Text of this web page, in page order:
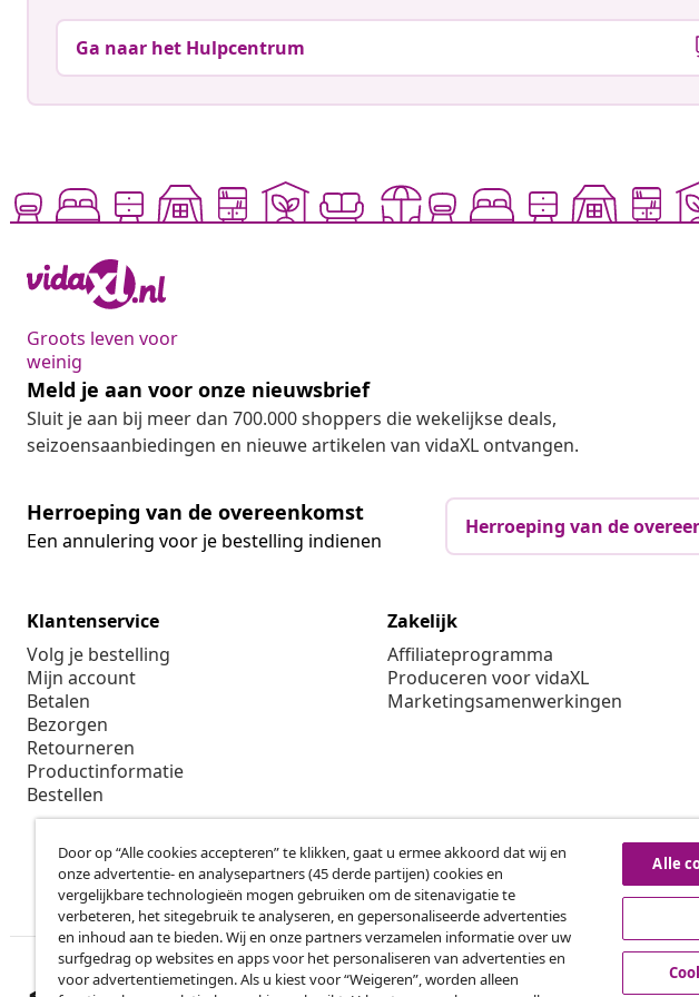
Ga naar het Hulpcentrum
Groots leven voor
weinig
Meld je aan voor onze nieuwsbrief
Sluit je aan bij meer dan 700.000 shoppers die wekelijkse deals,
seizoensaanbiedingen en nieuwe artikelen van vidaXL ontvangen.
Herroeping van de overeenkomst
Een annulering voor je bestelling indienen
Herroeping van de
Klantenservice
Volg je bestelling
Mijn account
Betalen
Bezorgen
Retourneren
Productinformatie
Bestellen
Zakelijk
Affiliateprogramma
Produceren voor vidaXL
Marketingsamenwerkingen
Door op “Alle cookies accepteren” te klikken, gaat u ermee akkoord dat wij en
onze advertentie- en analysepartners (45 derde partijen) cookies en
vergelijkbare technologieën mogen gebruiken om de sitenavigatie te
verbeteren, het sitegebruik te analyseren, en gepersonaliseerde advertenties
en inhoud aan te bieden. Wij en onze partners verzamelen informatie over uw
surfgedrag op websites en apps voor het personaliseren van advertenties en
voor advertentiemetingen. Als u kiest voor “Weigeren”, worden alleen
Alle